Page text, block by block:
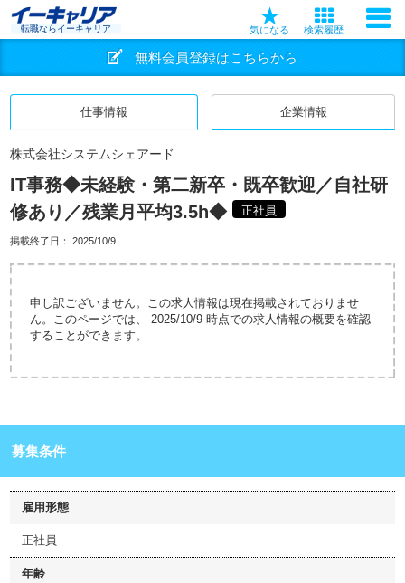
転職ならイーキャリア 気になる 検索履歴
無料会員登録はこちらから
仕事情報 企業情報
株式会社システムシェアード
IT事務◆未経験・第二新卒・既卒歓迎／自社研
修あり／残業月平均3.5h◆
正社員
掲載終了日： 2025/10/9
申し訳ございません。この求人情報は現在掲載されておりませ
ん。このページでは、 2025/10/9 時点での求人情報の概要を確認
することができます。
募集条件
雇用形態
正社員
年齢